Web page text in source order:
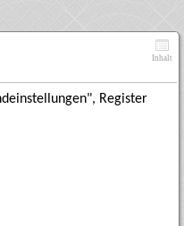
Inhalt
Register